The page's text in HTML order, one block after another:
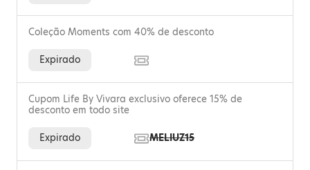
Coleção Moments com 40% de desconto
Expirado
Cupom Life By Vivara exclusivo oferece 15% de
desconto em todo site
Expirado MELIUZ15